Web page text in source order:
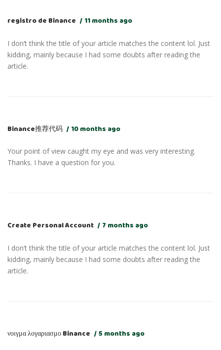
registro de Binance 11 months ago
I don’t think the title of your article matches the content lol. Just
kidding, mainly because I had some doubts after reading the
article.
Binance推荐代码 10 months ago
Your point of view caught my eye and was very interesting.
Thanks. I have a question for you.
Create Personal Account 7 months ago
I don’t think the title of your article matches the content lol. Just
kidding, mainly because I had some doubts after reading the
article.
νοιγμα λογαριασμο Binance 5 months ago